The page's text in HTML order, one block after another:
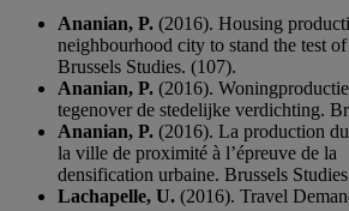
Ananian, P. (2016). Housing
neighbourhood city to stand the test
Brussels Studies. (107).
Ananian, P. (2016).
tegenover de stedelijke verdichting.
Ananian, P. (2016). La production
la ville de proximité à l’épreuve de la
densification urbaine. Brussels
Lachapelle, U. (2016). Travel